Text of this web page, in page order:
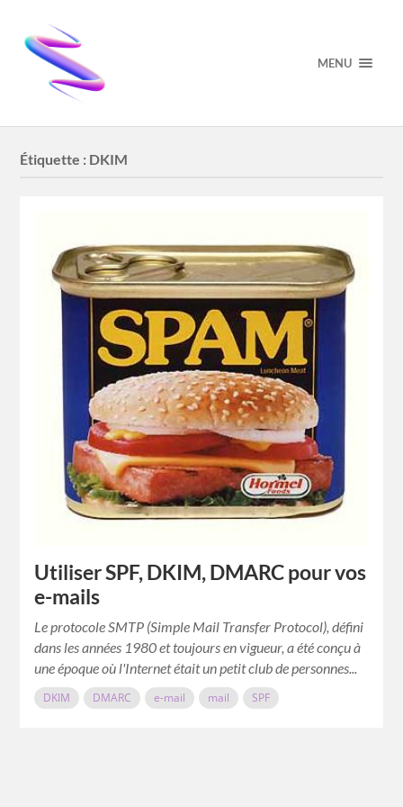
MENU
Étiquette : DKIM
Utiliser SPF, DKIM, DMARC pour vos
e-mails
Le protocole SMTP (Simple Mail Transfer Protocol), défini
dans les années 1980 et toujours en vigueur, a été conçu à
une époque où l'Internet était un petit club de personnes...
DKIM DMARC e-mail mail SPF